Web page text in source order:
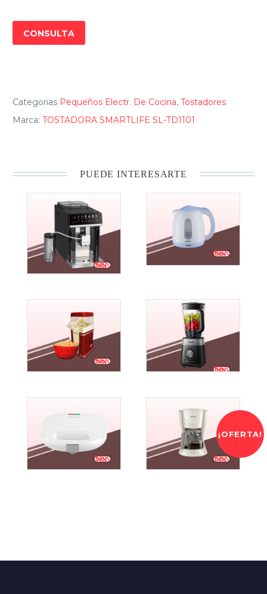
CONSULTA
Categorias Pequeños Electr. De Cocina, Tostadores
Marca: TOSTADORA SMARTLIFE SL-TD1101
PUEDE INTERESARTE
¡OFERTA!